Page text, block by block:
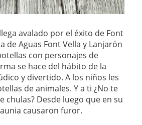
avalado por el éxito de Font
de Aguas Font Vella y Lanjarón
con personajes de
se hace del hábito de la
y divertido. A los niños les
de animales. Y a ti ¿No te
chulas? Desde luego que en su
causaron furor.